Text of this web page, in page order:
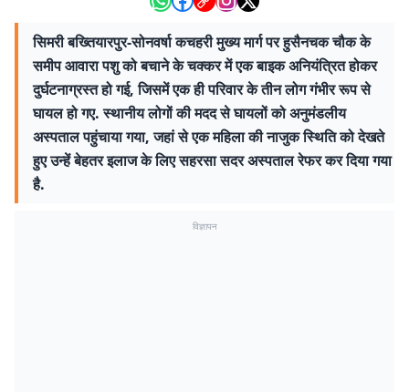
सिमरी बख्तियारपुर-सोनवर्षा कचहरी मुख्य मार्ग पर हुसैनचक चौक के
समीप आवारा पशु को बचाने के चक्कर में एक बाइक अनियंत्रित होकर
दुर्घटनाग्रस्त हो गई, जिसमें एक ही परिवार के तीन लोग गंभीर रूप से
घायल हो गए. स्थानीय लोगों की मदद से घायलों को अनुमंडलीय
अस्पताल पहुंचाया गया, जहां से एक महिला की नाजुक स्थिति को देखते
हुए उन्हें बेहतर इलाज के लिए सहरसा सदर अस्पताल रेफर कर दिया गया
है.
विज्ञापन